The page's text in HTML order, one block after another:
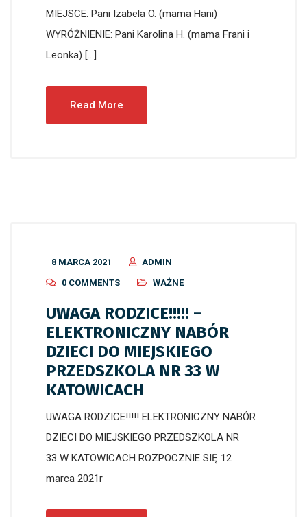
MIEJSCE: Pani Izabela O. (mama Hani)
WYRÓŻNIENIE: Pani Karolina H. (mama Frani i
Leonka) […]
Read More
8 MARCA 2021
ADMIN
0 COMMENTS
WAŻNE
UWAGA RODZICE!!!!! –
ELEKTRONICZNY NABÓR
DZIECI DO MIEJSKIEGO
PRZEDSZKOLA NR 33 W
KATOWICACH
UWAGA RODZICE!!!!! ELEKTRONICZNY NABÓR
DZIECI DO MIEJSKIEGO PRZEDSZKOLA NR
33 W KATOWICACH ROZPOCZNIE SIĘ 12
marca 2021r